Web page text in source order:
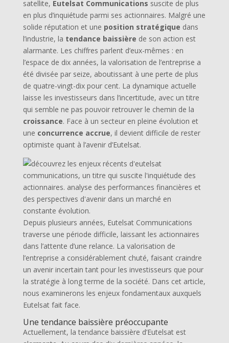
satellite, Eutelsat Communications suscite de plus
en plus d’inquiétude parmi ses actionnaires. Malgré une
solide réputation et une position stratégique dans
l’industrie, la tendance baissière de son action est
alarmante. Les chiffres parlent d’eux-mêmes : en
l’espace de dix années, la valorisation de l’entreprise a
été divisée par seize, aboutissant à une perte de plus
de quatre-vingt-dix pour cent. La dynamique actuelle
laisse les investisseurs dans l’incertitude, avec un titre
qui semble ne pas pouvoir retrouver le chemin de la
croissance. Face à un secteur en pleine évolution et
une concurrence accrue, il devient difficile de rester
optimiste quant à l’avenir d’Eutelsat.
Depuis plusieurs années, Eutelsat Communications
traverse une période difficile, laissant les actionnaires
dans l’attente d’une relance. La valorisation de
l’entreprise a considérablement chuté, faisant craindre
un avenir incertain tant pour les investisseurs que pour
la stratégie à long terme de la société. Dans cet article,
nous examinerons les enjeux fondamentaux auxquels
Eutelsat fait face.
Une tendance baissière préoccupante
Actuellement, la tendance baissière d’Eutelsat est